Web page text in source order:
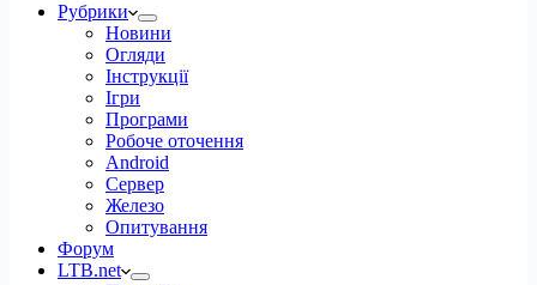
Рубрики
Новини
Огляди
Інструкції
Ігри
Програми
Робоче оточення
Android
Сервер
Железо
Опитування
Форум
LTB.net